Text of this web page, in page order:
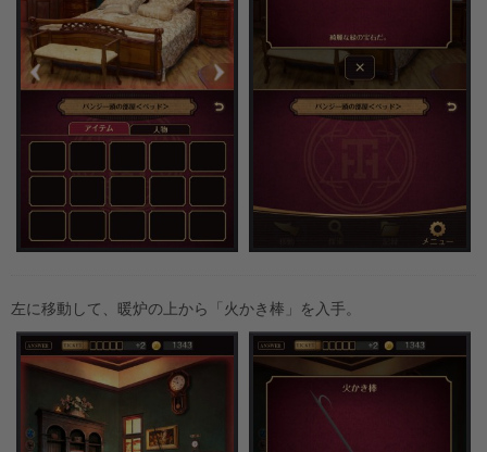
左に移動して、暖炉の上から「火かき棒」を入手。